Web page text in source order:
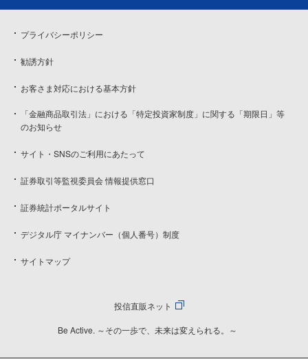
プライバシーポリシー
勧誘方針
お客さま対応における基本方針
「金融商品取引法」における「特定投資家制度」に関する「期限日」等
のお知らせ
サイト・SNSのご利用にあたって
証券取引等監視委員会 情報提供窓口
証券統計ポータルサイト
デジタル庁 マイナンバー（個人番号）制度
サイトマップ
投信直販ネット
Be Active. ～その一歩で、未来は変えられる。～